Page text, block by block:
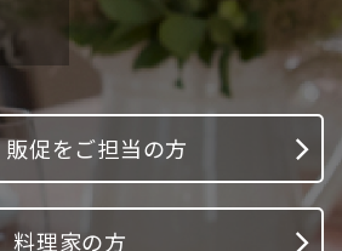
販促をご担当の方
料理家の方